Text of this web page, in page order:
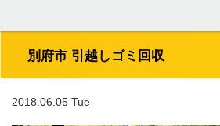
別府市 引越しゴミ回収
2018.06.05 Tue